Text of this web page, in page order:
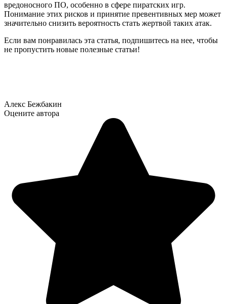
вредоносного ПО, особенно в сфере пиратских игр.
Понимание этих рисков и принятие превентивных мер может
значительно снизить вероятность стать жертвой таких атак.
Если вам понравилась эта статья, подпишитесь на нее, чтобы
не пропустить новые полезные статьи!
Алекс Бежбакин
Оцените автора